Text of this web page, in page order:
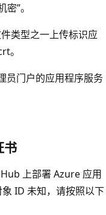
”。
类型之一上传标识应
。
员门户的应用程序服务
书
上部署 Azure 应用
ID 未知，请按照以下